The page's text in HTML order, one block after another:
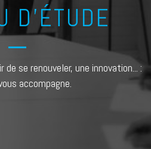
D'ÉTUDE
de se renouveler, une innovation... :
accompagne.